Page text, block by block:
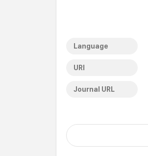
Language
URI
Journal URL